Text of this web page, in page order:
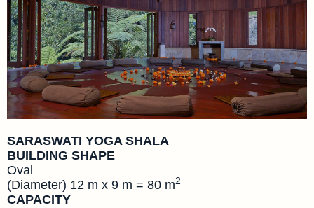
SARASWATI YOGA SHALA
BUILDING SHAPE
Oval
(Diameter) 12 m x 9 m = 80 m2
CAPACITY